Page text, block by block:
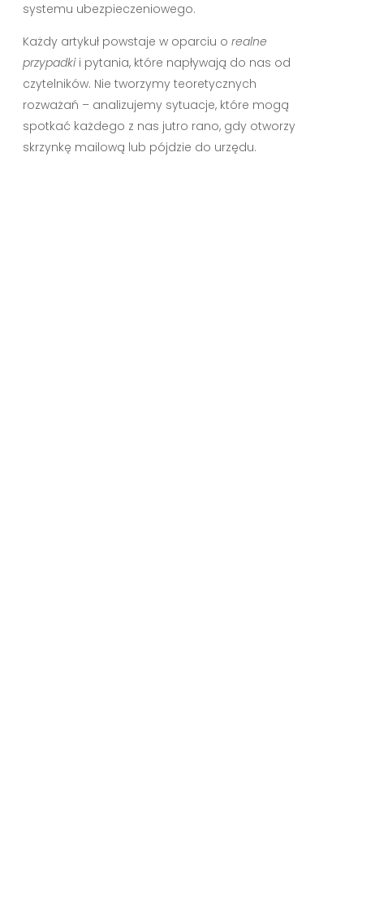
systemu ubezpieczeniowego.
Każdy artykuł powstaje w oparciu o realne
przypadkii pytania, które napływają do nas od
czytelników. Nie tworzymy teoretycznych
rozważań – analizujemy sytuacje, które mogą
spotkać każdego z nas jutro rano, gdy otworzy
skrzynkę mailową lub pójdzie do urzędu.